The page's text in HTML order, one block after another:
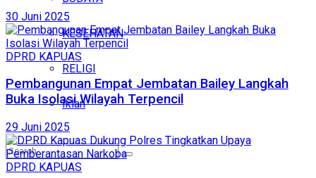
KESEHATAN
RELIGI
Iklan
30 Juni 2025
DPRD KAPUAS
Pembangunan Empat Jembatan Bailey Langkah
Buka Isolasi Wilayah Terpencil
29 Juni 2025
DPRD KAPUAS